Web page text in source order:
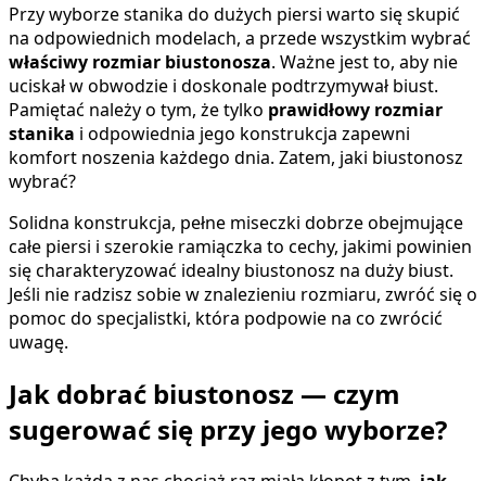
Przy wyborze stanika do dużych piersi warto się skupić
na odpowiednich modelach, a przede wszystkim wybrać
właściwy rozmiar biustonosza. Ważne jest to, aby nie
uciskał w obwodzie i doskonale podtrzymywał biust.
Pamiętać należy o tym, że tylko prawidłowy rozmiar
stanika i odpowiednia jego konstrukcja zapewni
komfort noszenia każdego dnia. Zatem, jaki biustonosz
wybrać?
Solidna konstrukcja, pełne miseczki dobrze obejmujące
całe piersi i szerokie ramiączka to cechy, jakimi powinien
się charakteryzować idealny biustonosz na duży biust.
Jeśli nie radzisz sobie w znalezieniu rozmiaru, zwróć się o
pomoc do specjalistki, która podpowie na co zwrócić
uwagę.
Jak dobrać biustonosz — czym
sugerować się przy jego wyborze?